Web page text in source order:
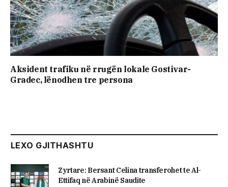
Aksident trafiku në rrugën lokale Gostivar-
Gradec, lënodhen tre persona
LEXO GJITHASHTU
Zyrtare: Bersant Celina transferohet te Al-
Ettifaq në Arabinë Saudite